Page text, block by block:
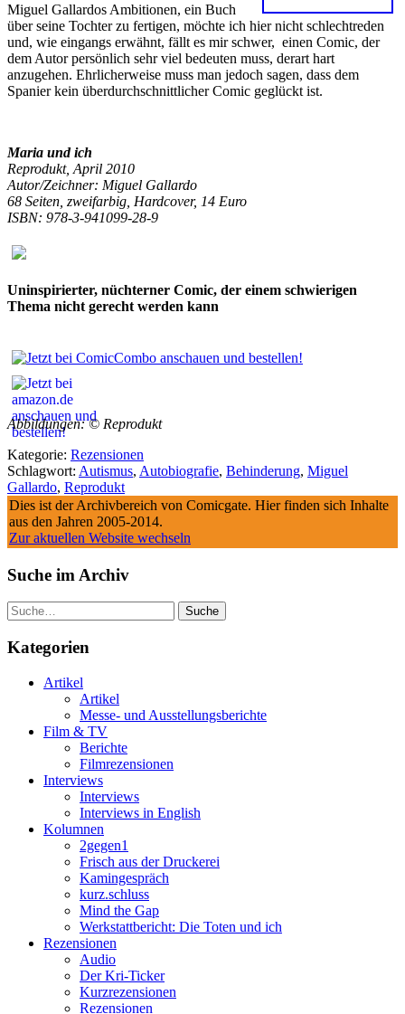
Miguel Gallardos Ambitionen, ein Buch
über seine Tochter zu fertigen, möchte ich hier nicht schlechtreden
und, wie eingangs erwähnt, fällt es mir schwer, einen Comic, der
dem Autor persönlich sehr viel bedeuten muss, derart hart
anzugehen. Ehrlicherweise muss man jedoch sagen, dass dem
Spanier kein überdurchschnittlicher Comic geglückt ist.
Maria und ich
Reprodukt, April 2010
Autor/Zeichner: Miguel Gallardo
68 Seiten, zweifarbig, Hardcover, 14 Euro
ISBN: 978-3-941099-28-9
Uninspirierter, nüchterner Comic, der einem schwierigen
Thema nicht gerecht werden kann
Abbildungen: © Reprodukt
Kategorie: Rezensionen
Schlagwort: Autismus, Autobiografie, Behinderung, Miguel
Gallardo, Reprodukt
Dies ist der Archivbereich von Comicgate. Hier finden sich Inhalte
aus den Jahren 2005-2014.
Zur aktuellen Website wechseln
Suche im Archiv
Suche
Kategorien
Artikel
Artikel
Messe- und Ausstellungsberichte
Film & TV
Berichte
Filmrezensionen
Interviews
Interviews
Interviews in English
Kolumnen
2gegen1
Frisch aus der Druckerei
Kamingespräch
kurz.schluss
Mind the Gap
Werkstattbericht: Die Toten und ich
Rezensionen
Audio
Der Kri-Ticker
Kurzrezensionen
Rezensionen